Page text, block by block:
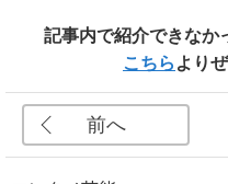
記事内で紹介できなか
こちら より
前へ